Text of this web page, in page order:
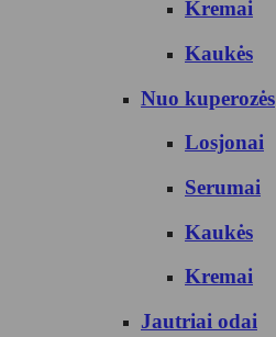
Kremai
Kaukės
Nuo kuperozės
Losjonai
Serumai
Kaukės
Kremai
Jautriai odai